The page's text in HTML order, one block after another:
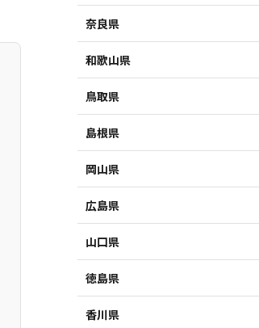
奈良県
和歌山県
鳥取県
島根県
岡山県
広島県
山口県
徳島県
香川県